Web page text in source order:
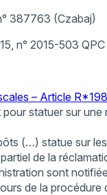
387763 (Czabaj)
n° 2015-503 QPC
– Article
statuer sur
(…) statue sur
de la
sont
de la procédure